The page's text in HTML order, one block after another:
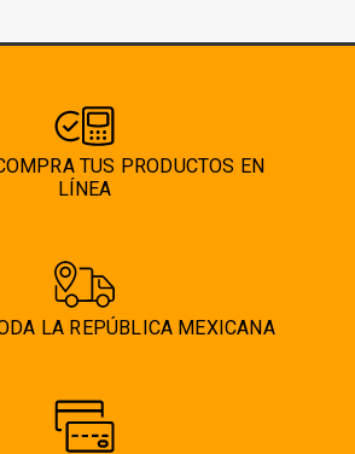
TUS PRODUCTOS EN
LÍNEA
LA REPÚBLICA MEXICANA